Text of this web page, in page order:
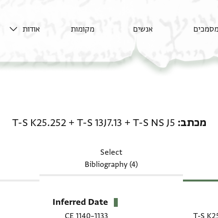
מסמכים אנשים מקומות אודות
מכתב T-S NS J5
+
T-S 13J7.13
+
T-S K25.252
Select
Bibliography (4)
Inferred Date